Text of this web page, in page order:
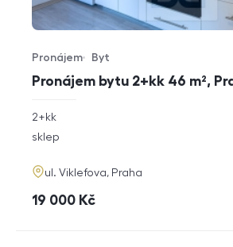
Pronájem bytu 2+kk 46 m²,
Typ nabídky
Pronájem
Typ nemovitosti
Byt
rozměry
2+kk
funkce
sklep
adresa
ul. Viklefova, Praha
cena
19 000 Kč